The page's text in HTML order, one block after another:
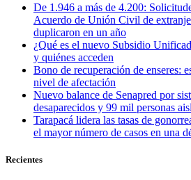
De 1.946 a más de 4.200:
Acuerdo de Unión Civil de
duplicaron en un año
¿Qué es el nuevo Subsidio
y quiénes acceden
Bono de recuperación de enseres:
nivel de afectación
Nuevo balance de Senapred por
desaparecidos y 99 mil personas
Tarapacá lidera las tasas de
el mayor número de casos en una
Recientes